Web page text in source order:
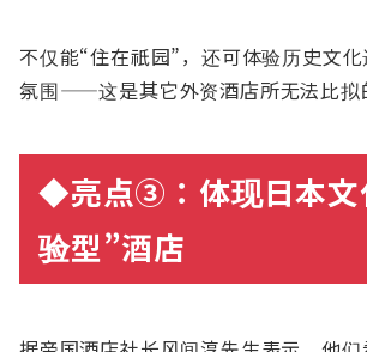
不仅能“住在祇园”，还可体验历史文
氛围——这是其它外资酒店所无法比拟
◆亮点③：体现日本
验型”酒店